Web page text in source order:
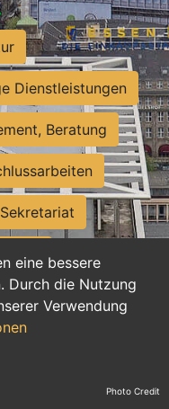
eine bessere
Durch die Nutzung
Verwendung
Dienstleistungen
Beratung
Photo Credit